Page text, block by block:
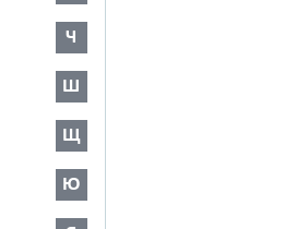
Ч
Ш
Щ
Ю